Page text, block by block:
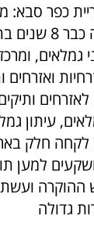
כפר סבא:
מורן שעובדת
7 מועדוני
ואזרחים
עיתון
חלק
למען
ההוקרה
גדולה